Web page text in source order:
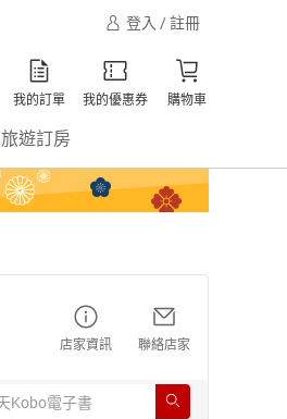
登入 / 註冊
我的訂單 我的優惠券 購物車
旅遊訂房
店家資訊 聯絡店家